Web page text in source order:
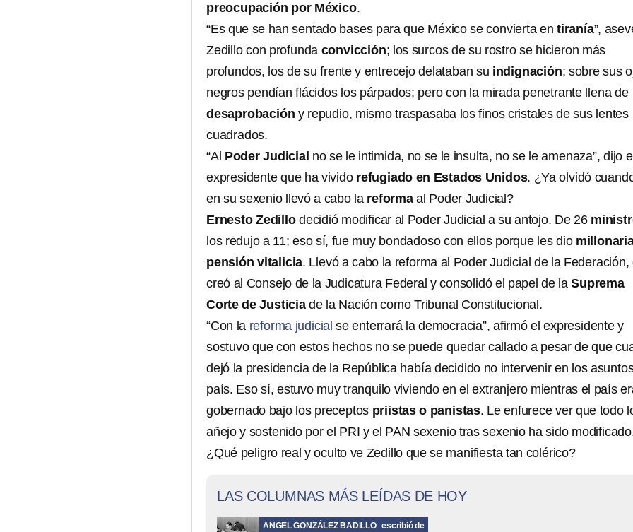
preocupación por México.
“Es que se han sentado bases para que México se convierta en tiranía”,
Zedillo con profunda convicción; los surcos de su rostro se hicieron más
profundos, los de su frente y entrecejo delataban su indignación; sobre sus
negros pendían flácidos los párpados; pero con la mirada penetrante llena de
desaprobación y repudio, mismo traspasaba los finos cristales de sus lentes
cuadrados.
“Al Poder Judicial no se le intimida, no se le insulta, no se le amenaza”, dijo el
expresidente que ha vivido refugiado en Estados Unidos. ¿Ya olvidó
en su sexenio llevó a cabo la reformaal Poder Judicial?
Ernesto Zedillodecidió modificar al Poder Judicial a su antojo. De 26
los redujo a 11; eso sí, fue muy bondadoso con ellos porque les dio
pensión vitalicia. Llevó a cabo la reforma al Poder Judicial de la Federación,
creó al Consejo de la Judicatura Federal y consolidó el papel de laSuprema
Corte de Justiciade la Nación como Tribunal Constitucional.
“Con la reforma judicial se enterrará la democracia”, afirmó el expresidente y
sostuvo que con estos hechos no se puede quedar callado a pesar de que
dejó la presidencia de la República había decidido no intervenir en los
país. Eso sí, estuvo muy tranquilo viviendo en el extranjero mientras el país
gobernado bajo los preceptos priistas o panistas. Le enfurece ver que todo
añejo y sostenido por el PRI y el PAN sexenio tras sexenio ha sido
¿Qué peligro real y oculto ve Zedillo que se manifiesta tan colérico?
LAS COLUMNAS MÁS LEÍDAS DE HOY
ANGEL GONZÁLEZ BADILLO escribió de